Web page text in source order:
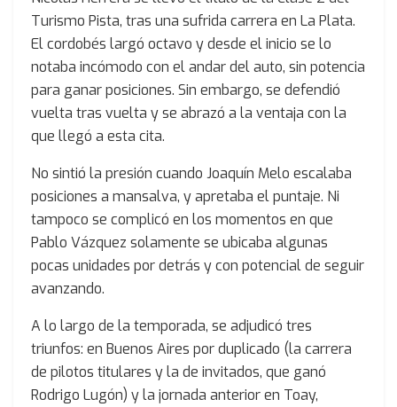
Turismo Pista, tras una sufrida carrera en La Plata.
El cordobés largó octavo y desde el inicio se lo
notaba incómodo con el andar del auto, sin potencia
para ganar posiciones. Sin embargo, se defendió
vuelta tras vuelta y se abrazó a la ventaja con la
que llegó a esta cita.
No sintió la presión cuando Joaquín Melo escalaba
posiciones a mansalva, y apretaba el puntaje. Ni
tampoco se complicó en los momentos en que
Pablo Vázquez solamente se ubicaba algunas
pocas unidades por detrás y con potencial de seguir
avanzando.
A lo largo de la temporada, se adjudicó tres
triunfos: en Buenos Aires por duplicado (la carrera
de pilotos titulares y la de invitados, que ganó
Rodrigo Lugón) y la jornada anterior en Toay,